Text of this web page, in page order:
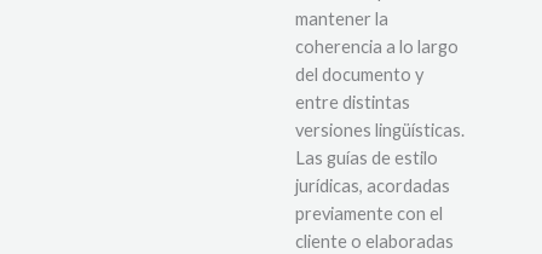
mantener la
coherencia a lo largo
del documento y
entre distintas
versiones lingüísticas.
Las guías de estilo
jurídicas, acordadas
previamente con el
cliente o elaboradas